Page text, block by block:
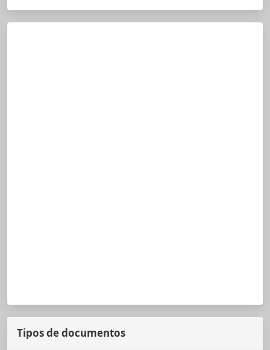
Tipos de documentos